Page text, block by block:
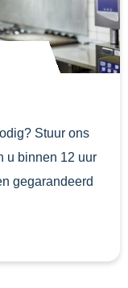
Stuur ons
u binnen 12 uur
gegarandeerd